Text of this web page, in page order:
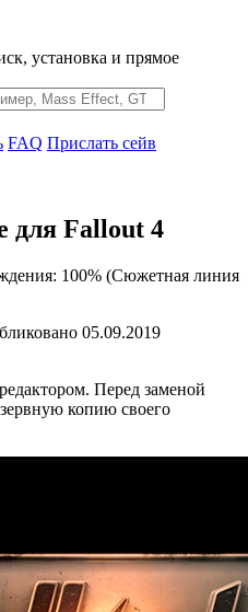
установка и прямое
FAQ Прислать сейв
для Fallout 4
100% (Сюжетная линия
05.09.2019
Перед заменой
копию своего